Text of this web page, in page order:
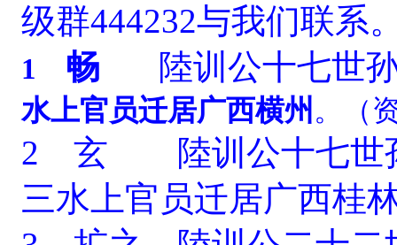
级群444232与我们联系
1 畅 陸训公十七世
水上官员迁居广西横州 。 （
2 玄 陸训公十七世孙
三水上官员迁居广西桂